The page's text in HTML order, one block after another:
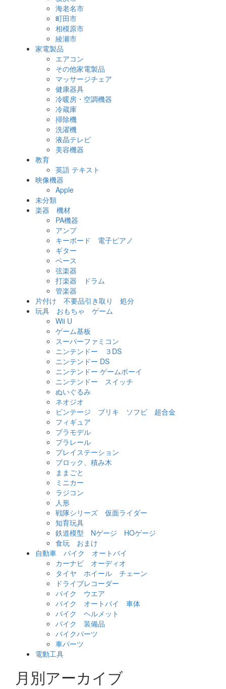
海老名市
町田市
相模原市
綾瀬市
家電製品
エアコン
その他家電製品
マッサージチェア
健康器具
冷暖房・空調機器
冷蔵庫
掃除機
洗濯機
液晶テレビ
美容機器
教育
英語 テキスト
映像機器
Apple
未分類
楽器 機材
PA機器
アンプ
キーボード 電子ピアノ
ギター
ベース
弦楽器
打楽器 ドラム
管楽器
片付け 不要品引き取り 処分
玩具 おもちゃ ゲーム
Wii U
ゲーム基板
スーパーファミコン
ニンテンドー ３DS
ニンテンドー DS
ニンテンドー ゲームボーイ
ニンテンドー スイッチ
ぬいぐるみ
ネオジオ
ビンテージ ブリキ ソフビ 超合金
フィギュア
プラモデル
プラレール
プレイステーション
ブロック、積み木
ままごと
ミニカー
ラジコン
人形
戦隊シリーズ 仮面ライダー
知育玩具
鉄道模型 Nゲージ HOゲージ
食玩 おまけ
自動車 バイク オートバイ
カーナビ オーディオ
タイヤ ホイール チェーン
ドライブレコーダー
バイク ウエア
バイク オートバイ 車体
バイク ヘルメット
バイク 装備品
バイクパーツ
車パーツ
電動工具
月別アーカイブ